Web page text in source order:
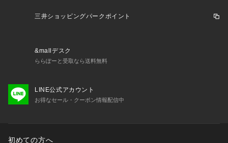
三井ショッピングパークポイント
&mallデスク
ららぽーと受取なら送料無料
LINE公式アカウント
お得なセール・クーポン情報配信中
初めての方へ